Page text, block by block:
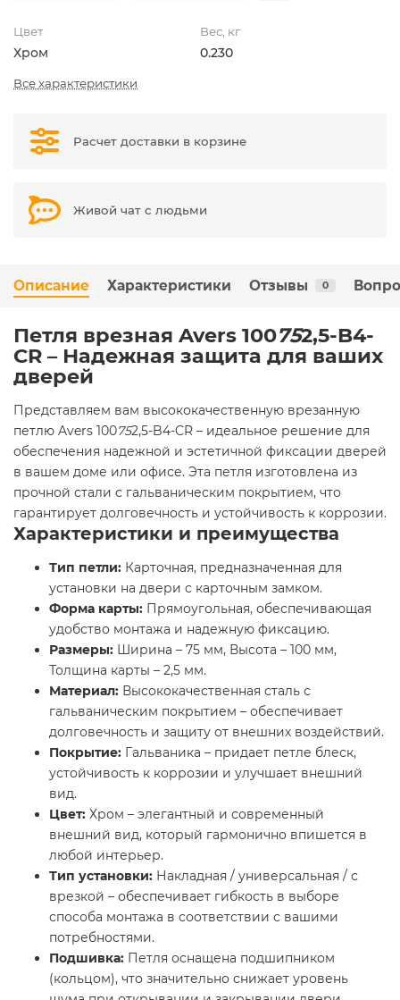
Цвет
Хром
Вес, кг
0.230
Все характеристики
Расчет доставки в корзине
Живой чат с людьми
Описание Характеристики Отзывы 0
Петля врезная Avers 100752,5-B4-
CR – Надежная защита для ваших
дверей
Представляем вам высококачественную врезанную
петлю Avers 100752,5-B4-CR – идеальное решение для
обеспечения надежной и эстетичной фиксации дверей
в вашем доме или офисе. Эта петля изготовлена из
прочной стали с гальваническим покрытием, что
гарантирует долговечность и устойчивость к коррозии.
Характеристики и преимущества
Тип петли: Карточная, предназначенная для
установки на двери с карточным замком.
Форма карты: Прямоугольная, обеспечивающая
удобство монтажа и надежную фиксацию.
Размеры: Ширина – 75 мм, Высота – 100 мм,
Толщина карты – 2,5 мм.
Материал: Высококачественная сталь с
гальваническим покрытием – обеспечивает
долговечность и защиту от внешних воздействий.
Покрытие: Гальваника – придает петле блеск,
устойчивость к коррозии и улучшает внешний
вид.
Цвет: Хром – элегантный и современный
внешний вид, который гармонично впишется в
любой интерьер.
Тип установки: Накладная / универсальная / с
врезкой – обеспечивает гибкость в выборе
способа монтажа в соответствии с вашими
потребностями.
Подшивка: Петля оснащена подшипником
(кольцом), что значительно снижает уровень